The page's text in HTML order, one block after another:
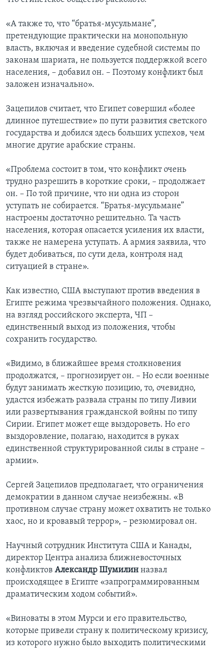
«А также то, что “братья-мусульмане”,
претендующие практически на монопольную
власть, включая и введение судебной системы по
законам шариата, не пользуется поддержкой всего
населения, – добавил он. – Поэтому конфликт был
заложен изначально».
Зацепилов считает, что Египет совершил «более
длинное путешествие» по пути развития светского
государства и добился здесь больших успехов, чем
многие другие арабские страны.
«Проблема состоит в том, что конфликт очень
трудно разрешить в короткие сроки, – продолжает
он. – По той причине, что ни одна из сторон
уступать не собирается. “Братья-мусульмане”
настроены достаточно решительно. Та часть
населения, которая опасается усиления их власти,
также не намерена уступать. А армия заявила, что
будет добиваться, по сути дела, контроля над
ситуацией в стране».
Как известно, США выступают против введения в
Египте режима чрезвычайного положения. Однако,
на взгляд российского эксперта, ЧП –
единственный выход из положения, чтобы
сохранить государство.
«Видимо, в ближайшее время столкновения
продолжатся, – прогнозирует он. – Но если военные
будут занимать жесткую позицию, то, очевидно,
удастся избежать развала страны по типу Ливии
или развертывания гражданской войны по типу
Сирии. Египет может еще выздороветь. Но его
выздоровление, полагаю, находится в руках
единственной структурированной силы в стране –
армии».
Сергей Зацепилов предполагает, что ограничения
демократии в данном случае неизбежны. «В
противном случае страну может охватить не только
хаос, но и кровавый террор», – резюмировал он.
Научный сотрудник Института США и Канады,
директор Центра анализа ближневосточных
конфликтов Александр Шумилин назвал
происходящее в Египте «запрограммированным
драматическим ходом событий».
«Виноваты в этом Мурси и его правительство,
которые привели страну к политическому кризису,
из которого нужно было выходить политическими